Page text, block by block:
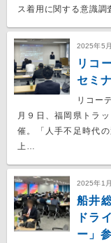
ス着用に関する意識
2025年5
リコ
セミ
リコー
月９日、福岡県トラ
催。「人手不足時代
上…
2025年1
船井
ドラ
ー」